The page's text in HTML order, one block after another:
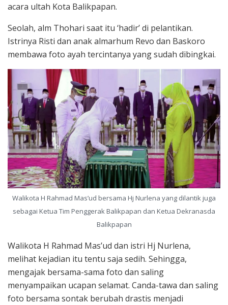
acara ultah Kota Balikpapan.
Seolah, alm Thohari saat itu ‘hadir’ di pelantikan.
Istrinya Risti dan anak almarhum Revo dan Baskoro
membawa foto ayah tercintanya yang sudah dibingkai.
Walikota H Rahmad Mas’ud bersama Hj Nurlena yang dilantik juga
sebagai Ketua Tim Penggerak Balikpapan dan Ketua Dekranasda
Balikpapan
Walikota H Rahmad Mas’ud dan istri Hj Nurlena,
melihat kejadian itu tentu saja sedih. Sehingga,
mengajak bersama-sama foto dan saling
menyampaikan ucapan selamat. Canda-tawa dan saling
foto bersama sontak berubah drastis menjadi